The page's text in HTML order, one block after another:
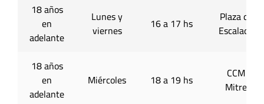
18 años
en
adelante
Lunes y
viernes
16 a 17 hs
Plaza de
Escalada
18 años
en
adelante
Miércoles 18 a 19 hs
CCM
Mitre